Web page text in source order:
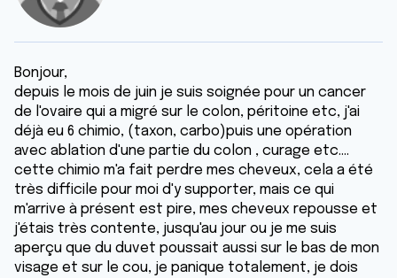
Bonjour,
depuis le mois de juin je suis soignée pour un cancer
de l'ovaire qui a migré sur le colon, péritoine etc, j'ai
déjà eu 6 chimio, (taxon, carbo)puis une opération
avec ablation d'une partie du colon , curage etc....
cette chimio m'a fait perdre mes cheveux, cela a été
très difficile pour moi d'y supporter, mais ce qui
m'arrive à présent est pire, mes cheveux repousse et
j'étais très contente, jusqu'au jour ou je me suis
aperçu que du duvet poussait aussi sur le bas de mon
visage et sur le cou, je panique totalement, je dois